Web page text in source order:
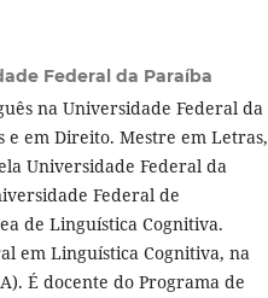
Federal da Paraíba
na Universidade Federal da
e em Direito. Mestre em Letras,
Universidade Federal da
Federal de
de Linguística Cognitiva.
em Linguística Cognitiva, na
É docente do Programa de